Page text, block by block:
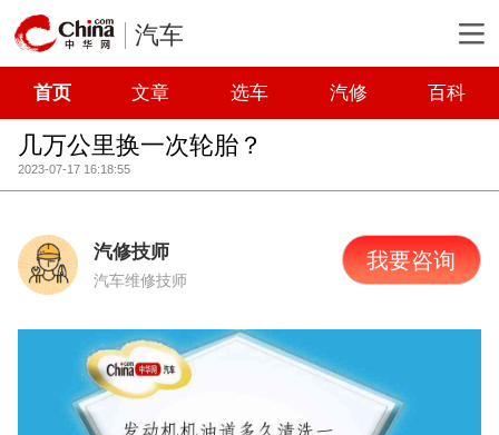
汽车
首页 文章 选车 汽修 百科
几万公里换一次轮胎？
2023-07-17 16:18:55
汽修技师
汽车维修技师
我要咨询